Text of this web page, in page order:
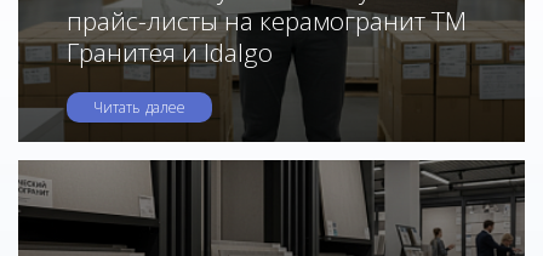
прайс-листы на керамогранит ТМ
Гранитея и Idalgo
Читать далее